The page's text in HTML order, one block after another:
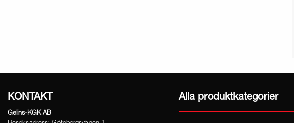
KONTAKT
Gelins-KGK AB
Alla produktkategorier